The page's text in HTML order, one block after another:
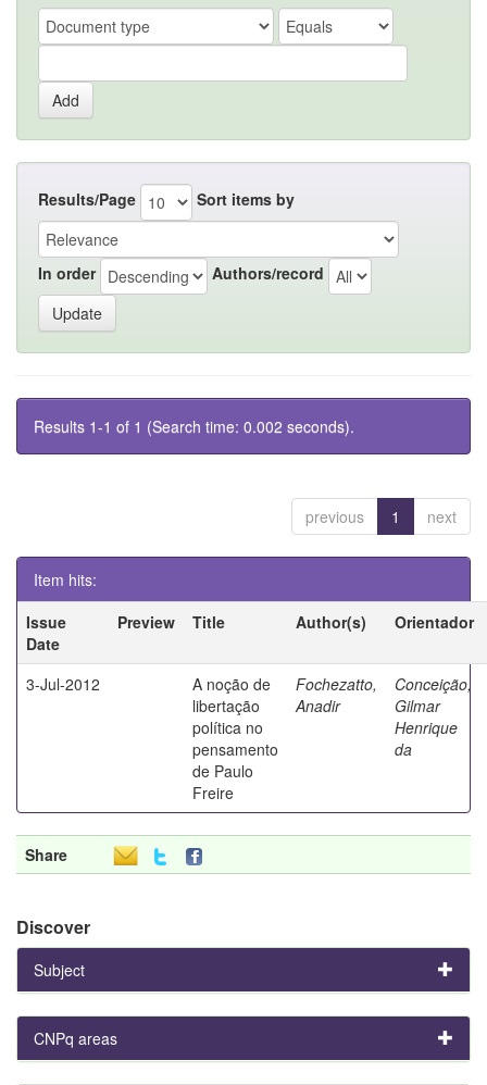
Results/Page Sort items by
In order Authors/record
Results 1-1 of 1 (Search time: 0.002 seconds).
previous 1 next
Item hits:
Issue
Date
Preview Title Author(s) Orientador
3-Jul-2012
A noção de
libertação
política no
pensamento
de Paulo
Freire
Fochezatto,
Anadir
Conceição,
Gilmar
Henrique
da
Share
Discover
Subject
CNPq areas